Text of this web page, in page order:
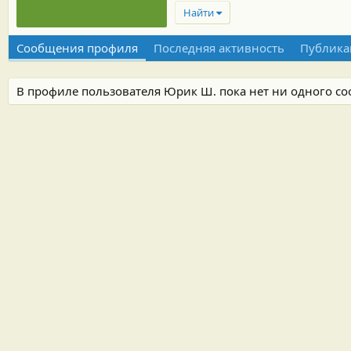
Найти
Сообщения профиля Последняя активность
В профиле пользователя Юрик Ш. пока нет ни одного